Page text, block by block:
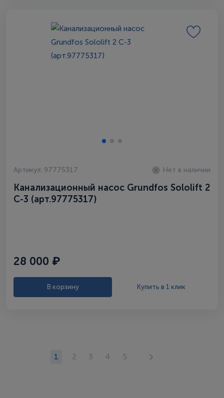
Артикул: 97775317 Нет в наличии
Канализационный насос Grundfos Sololift 2
C-3 (арт.97775317)
28 000 ₽
В корзину Купить в 1 клик
1 2 3 4 5